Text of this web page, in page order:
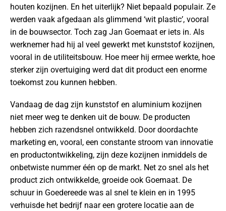
houten kozijnen. En het uiterlijk? Niet bepaald populair. Ze
werden vaak afgedaan als glimmend ‘wit plastic’, vooral
in de bouwsector. Toch zag Jan Goemaat er iets in. Als
werknemer had hij al veel gewerkt met kunststof kozijnen,
vooral in de utiliteitsbouw. Hoe meer hij ermee werkte, hoe
sterker zijn overtuiging werd dat dit product een enorme
toekomst zou kunnen hebben.
Vandaag de dag zijn kunststof en aluminium kozijnen
niet meer weg te denken uit de bouw. De producten
hebben zich razendsnel ontwikkeld. Door doordachte
marketing en, vooral, een constante stroom van innovatie
en productontwikkeling, zijn deze kozijnen inmiddels de
onbetwiste nummer één op de markt. Net zo snel als het
product zich ontwikkelde, groeide ook Goemaat. De
schuur in Goedereede was al snel te klein en in 1995
verhuisde het bedrijf naar een grotere locatie aan de